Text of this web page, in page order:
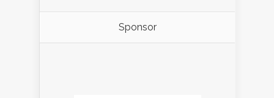
Sponsor